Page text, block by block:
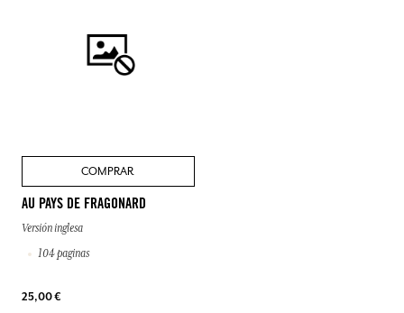
COMPRAR
AU PAYS DE FRAGONARD
Versión inglesa
104 paginas
25,00 €